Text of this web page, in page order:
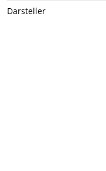
Darsteller